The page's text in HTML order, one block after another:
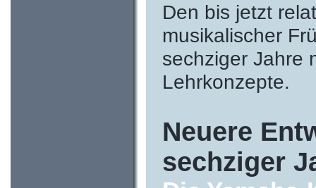
Den bis jetzt
musikalischer
sechziger Jahre
Lehrkonzepte.
Neuere
sechziger